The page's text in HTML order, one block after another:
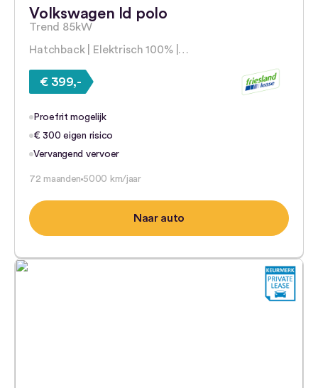
Volkswagen Id polo
Trend 85kW
Hatchback | Elektrisch 100% |…
€ 399,-
Proefrit mogelijk
€ 300 eigen risico
Vervangend vervoer
72 maanden 5000 km/jaar
Naar auto